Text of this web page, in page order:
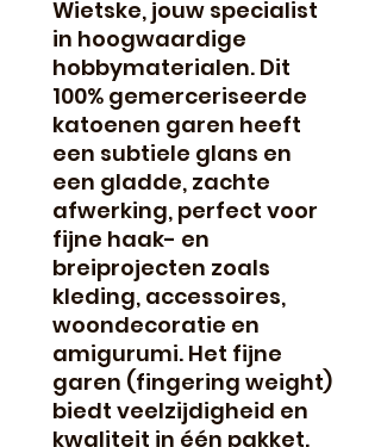
Wietske, jouw specialist
in hoogwaardige
hobbymaterialen. Dit
100% gemerceriseerde
katoenen garen heeft
een subtiele glans en
een gladde, zachte
afwerking, perfect voor
fijne haak- en
breiprojecten zoals
kleding, accessoires,
woondecoratie en
amigurumi. Het fijne
garen (fingering weight)
biedt veelzijdigheid en
kwaliteit in één pakket.